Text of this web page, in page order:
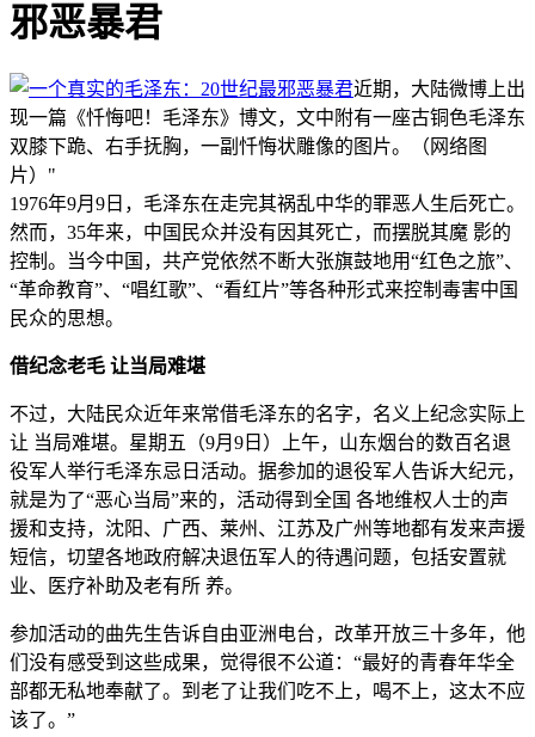
邪恶暴君
近期，大陆微博上出
现一篇《忏悔吧！毛泽东》博文，文中附有一座古铜色毛泽东
双膝下跪、右手抚胸，一副忏悔状雕像的图片。（网络图
片）"
1976年9月9日，毛泽东在走完其祸乱中华的罪恶人生后死亡。
然而，35年来，中国民众并没有因其死亡，而摆脱其魔 影的
控制。当今中国，共产党依然不断大张旗鼓地用“红色之旅”、
“革命教育”、“唱红歌”、“看红片”等各种形式来控制毒害中国
民众的思想。
借纪念老毛 让当局难堪
不过，大陆民众近年来常借毛泽东的名字，名义上纪念实际上
让 当局难堪。星期五（9月9日）上午，山东烟台的数百名退
役军人举行毛泽东忌日活动。据参加的退役军人告诉大纪元，
就是为了“恶心当局”来的，活动得到全国 各地维权人士的声
援和支持，沈阳、广西、莱州、江苏及广州等地都有发来声援
短信，切望各地政府解决退伍军人的待遇问题，包括安置就
业、医疗补助及老有所 养。
参加活动的曲先生告诉自由亚洲电台，改革开放三十多年，他
们没有感受到这些成果，觉得很不公道：“最好的青春年华全
部都无私地奉献了。到老了让我们吃不上，喝不上，这太不应
该了。”